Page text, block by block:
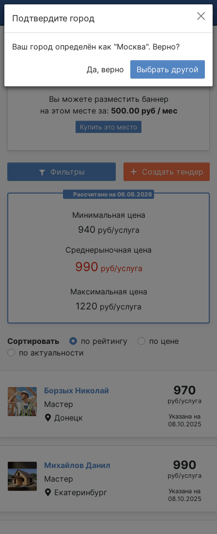
Печь шведка
Вы можете разместить баннер
на этом месте за: 500.00 руб / мес
Купить это место
Фильтры Создать тендер
Рассчитано на 06.08.2026
Минимальная цена
940 руб/услуга
Среднерыночная цена
990 руб/услуга
Максимальная цена
1220 руб/услуга
Сортировать по рейтингу
по цене
по актуальности
Борзых Николай
Мастер
Донецк
970
руб/услуга
Указана на
08.10.2025
Михайлов Данил
Мастер
Екатеринбург
990
руб/услуга
Указана на
08.10.2025
Подтвердите город
Ваш город определён как "Москва". Верно?
Да, верно Выбрать другой